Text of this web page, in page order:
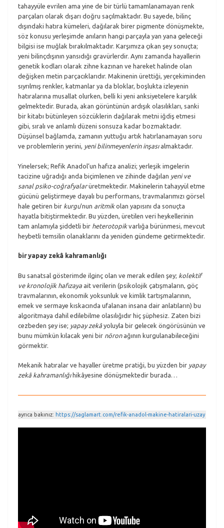
tahayyüle evrilen ama yine de bir türlü tamamlanamayan renk
parçaları olarak dışarı doğru saçılmaktadır. Bu sayede, bilinç
dışındaki hatıra kümeleri, dağılarak birer pigmente dönüşmekte,
söz konusu yerleşimde anıların hangi parçayla yan yana geleceği
bilgisi ise muğlak bırakılmaktadır. Karşımıza çıkan şey sonuçta;
yeni bilinçdışının yansıdığı gravürlerdir. Aynı zamanda hayallerin
genetik kodları olarak zihne kazınan ve hareket halinde olan
değişken metin parçacıklarıdır. Makinenin ürettiği, yerçekiminden
sıyrılmış renkler, katmanlar ya da bloklar, boşlukta izleyenin
hatıralarına musallat olurken, belli ki yeni anksiyetelere karşılık
gelmektedir. Burada, akan görüntünün ardışık olasılıkları, sanki
bir kitabı bütünleyen sözcüklerin dağılarak metni iğdiş etmesi
gibi, sıralı ve anlamlı düzeni sonsuza kadar bozmaktadır.
Düşünsel bağlamda, zamanın yuttuğu artık hatırlanamayan soru
ve problemlerin yerini, yeni bilinmeyenlerin inşasıalmaktadır.
Yinelersek; Refik Anadol’un hafıza analizi; yerleşik imgelerin
tacizine uğradığı anda biçimlenen ve zihinde dağılan yeni ve
sanal psiko-coğrafyalarüretmektedir. Makinelerin tahayyül etme
gücünü geliştirmeye dayalı bu performans, travmalarımızı görsel
hale getiren bir kurgu’nun aritmikolan yapısını da sonuçta
hayatla bitiştirmektedir. Bu yüzden, üretilen veri heykellerinin
tam anlamıyla şiddetli bir heterotopikvarlığa bürünmesi, mevcut
heybetli temsilin olanaklarını da yeniden gündeme getirmektedir.
bir yapay zekâ kahramanlığı
Bu sanatsal gösterimde ilginç olan ve merak edilen şey; kolektif
ve kronolojik hafızaya ait verilerin (psikolojik çatışmaların, göç
travmalarının, ekonomik yoksunluk ve kimlik tartışmalarının,
emek ve sermaye kıskacında ufalanan insana dair anlatıların) bu
algoritmaya dahil edilebilme olasılığıdır hiç şüphesiz. Zaten bizi
cezbeden şey ise; yapay zekâ yoluyla bir gelecek öngörüsünün ve
bunu mümkün kılacak yeni bir nöron ağının kurgulanabileceğini
görmektir.
Mekanik hatıralar ve hayaller üretme pratiği, bu yüzden bir yapay
zekâ kahramanlığıhikâyesine dönüşmektedir burada…
ayrıca bakınız: https://saglamart.com/refik-anadol-makine-hatiralari-uzay